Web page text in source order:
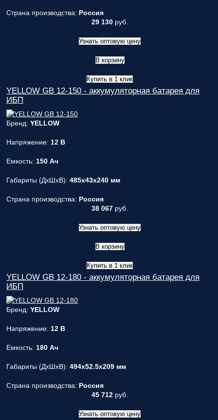
Страна производства: Россия
29 130 руб.
Узнать оптовую цену
В корзину
Купить в 1 клик
YELLOW GB 12-150 - аккумуляторная батарея для
ИБП
Бренд: YELLOW
Напряжение: 12 В
Емкость: 150 Ач
Габариты (ДxШxВ): 485x43x240 мм
Страна производства: Россия
38 067 руб.
Узнать оптовую цену
В корзину
Купить в 1 клик
YELLOW GB 12-180 - аккумуляторная батарея для
ИБП
Бренд: YELLOW
Напряжение: 12 В
Емкость: 180 Ач
Габариты (ДxШxВ): 494x52.5x209 мм
Страна производства: Россия
45 712 руб.
Узнать оптовую цену